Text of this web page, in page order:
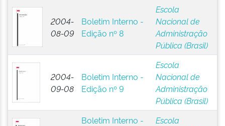
2004-
08-09
Boletim Interno -
Edição nº 8
Escola
Nacional de
Administração
Pública (Brasil)
2004-
09-08
Boletim Interno -
Edição nº 9
Escola
Nacional de
Administração
Pública (Brasil)
Boletim Interno -
Escola